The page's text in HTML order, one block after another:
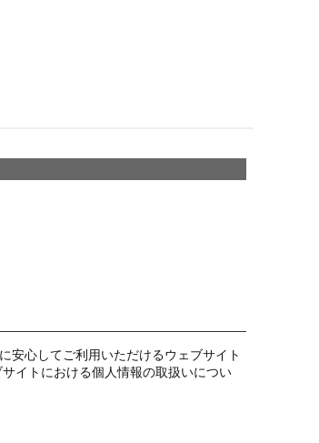
安心してご利用いただけるウェブサイト
イトにおける個人情報の取扱いについ